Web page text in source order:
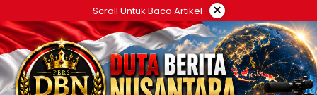
ke
konten
Scroll Untuk Baca Artikel ×